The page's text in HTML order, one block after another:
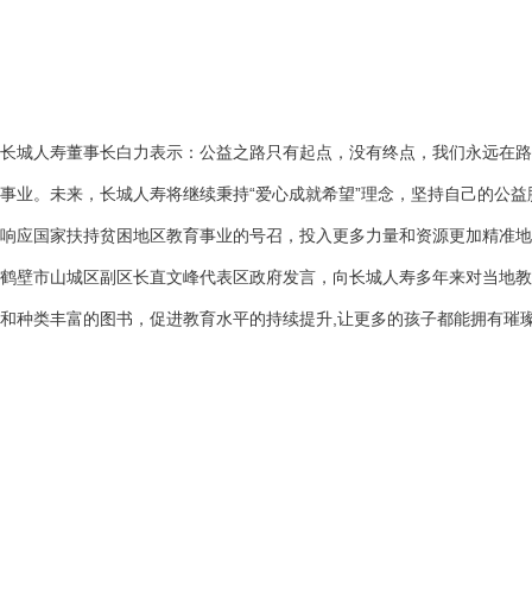
长城人寿董事长白力表示：公益之路只有起点，没有终点，我们永远在
事业。未来，长城人寿将继续秉持“爱心成就希望”理念，坚持自己的公
响应国家扶持贫困地区教育事业的号召，投入更多力量和资源更加精准
鹤壁市山城区副区长直文峰代表区政府发言，向长城人寿多年来对当地
和种类丰富的图书，促进教育水平的持续提升,让更多的孩子都能拥有璀